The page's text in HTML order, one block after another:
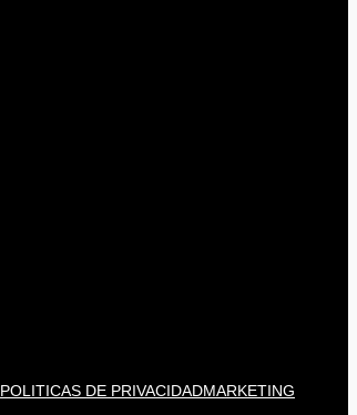
POLITICAS DE PRIVACIDADMARKETING